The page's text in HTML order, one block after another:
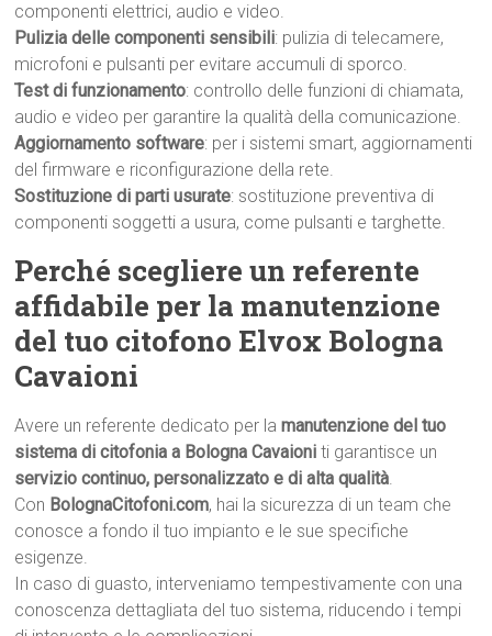
componenti elettrici, audio e video.
Pulizia delle componenti sensibili: pulizia di telecamere,
microfoni e pulsanti per evitare accumuli di sporco.
Test di funzionamento: controllo delle funzioni di chiamata,
audio e video per garantire la qualità della comunicazione.
Aggiornamento software: per i sistemi smart, aggiornamenti
del firmware e riconfigurazione della rete.
Sostituzione di parti usurate: sostituzione preventiva di
componenti soggetti a usura, come pulsanti e targhette.
Perché scegliere un referente
affidabile per la manutenzione
del tuo citofono Elvox Bologna
Cavaioni
Avere un referente dedicato per lamanutenzione del tuo
sistema di citofonia a Bologna Cavaioni ti garantisce un
servizio continuo, personalizzato e di alta qualità.
Con BolognaCitofoni.com, hai la sicurezza di un team che
conosce a fondo il tuo impianto e le sue specifiche
esigenze.
In caso di guasto, interveniamo tempestivamente con una
conoscenza dettagliata del tuo sistema, riducendo i tempi